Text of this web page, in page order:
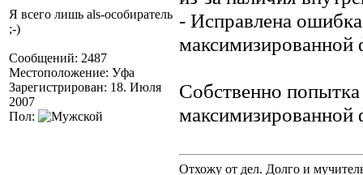
Я всего лишь als-особиратель
;-)
Сообщений: 2487
Местоположение: Уфа
Зарегистрирован: 18. Июля
2007
Пол:
- Исправлена
Собственно
Отхожу от дел. Долго и